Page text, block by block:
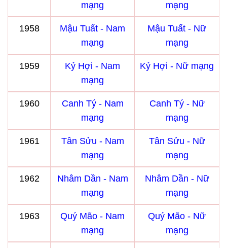
mạng
mạng
1958
Mậu Tuất - Nam
mạng
Mậu Tuất - Nữ
mạng
1959
Kỷ Hợi - Nam
mạng
Kỷ Hợi - Nữ mạng
1960
Canh Tý - Nam
mạng
Canh Tý - Nữ
mạng
1961
Tân Sửu - Nam
mạng
Tân Sửu - Nữ
mạng
1962
Nhâm Dần - Nam
mạng
Nhâm Dần - Nữ
mạng
1963
Quý Mão - Nam
mạng
Quý Mão - Nữ
mạng